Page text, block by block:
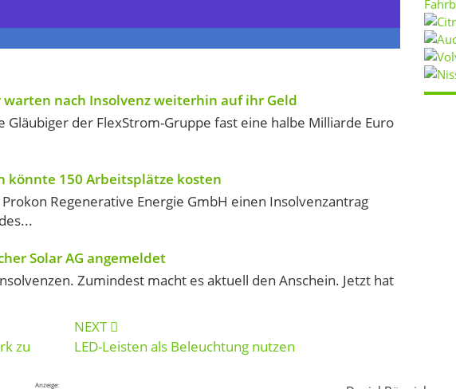
warten nach Insolvenz weiterhin auf ihr Geld
Gläubiger der FlexStrom-Gruppe fast eine halbe Milliarde Euro
könnte 150 Arbeitsplätze kosten
Regenerative Energie GmbH einen Insolvenzantrag
Solar AG angemeldet
Zumindest macht es aktuell den Anschein. Jetzt hat
zu
NEXT
LED-Leisten als Beleuchtung nutzen
Anzeige: